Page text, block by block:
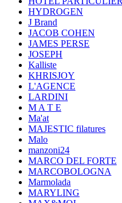
HYDROGEN
J Brand
JACOB COHEN
JAMES PERSE
JOSEPH
Kalliste
KHRISJOY
L'AGENCE
LARDINI
M A T E
Ma'at
MAJESTIC filatures
Malo
manzoni24
MARCO DEL FORTE
MARCOBOLOGNA
Marmolada
MARYLING